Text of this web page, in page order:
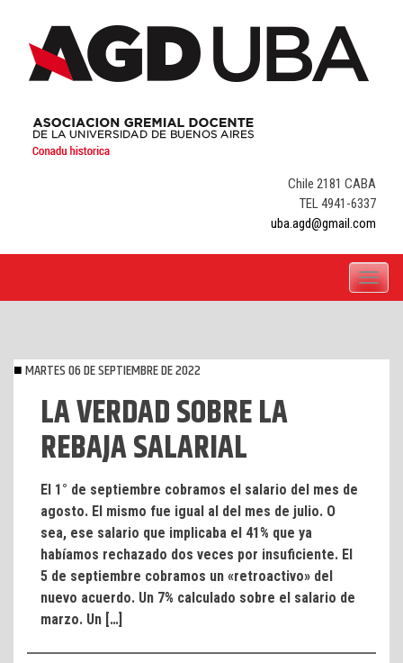
content
Chile 2181 CABA
TEL 4941-6337
uba.agd@gmail.com
Toggle
MARTES 06 DE SEPTIEMBRE DE 2022
LA VERDAD SOBRE LA
REBAJA SALARIAL
El 1° de septiembre cobramos el salario del mes de
agosto. El mismo fue igual al del mes de julio. O
sea, ese salario que implicaba el 41% que ya
habíamos rechazado dos veces por insuficiente. El
5 de septiembre cobramos un «retroactivo» del
nuevo acuerdo. Un 7% calculado sobre el salario de
marzo. Un […]